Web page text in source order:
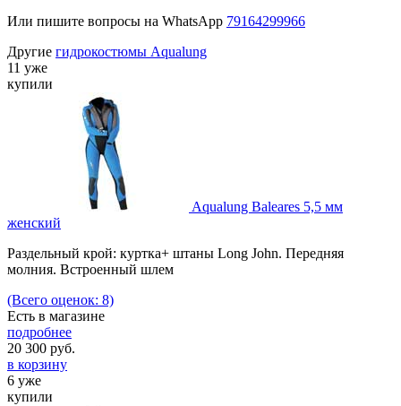
Или пишите вопросы на WhatsApp 79164299966
Другие гидрокостюмы Aqualung
11 уже
купили
Aqualung Baleares 5,5 мм
женский
Раздельный крой: куртка+ штаны Long John. Передняя
молния. Встроенный шлем
(Всего оценок: 8)
Есть в магазине
подробнее
20 300 руб.
в корзину
6 уже
купили